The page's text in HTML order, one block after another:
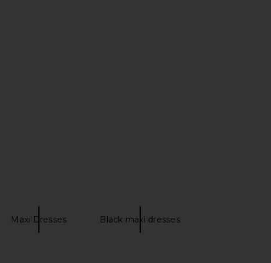
Maxi Dresses Black maxi dresses